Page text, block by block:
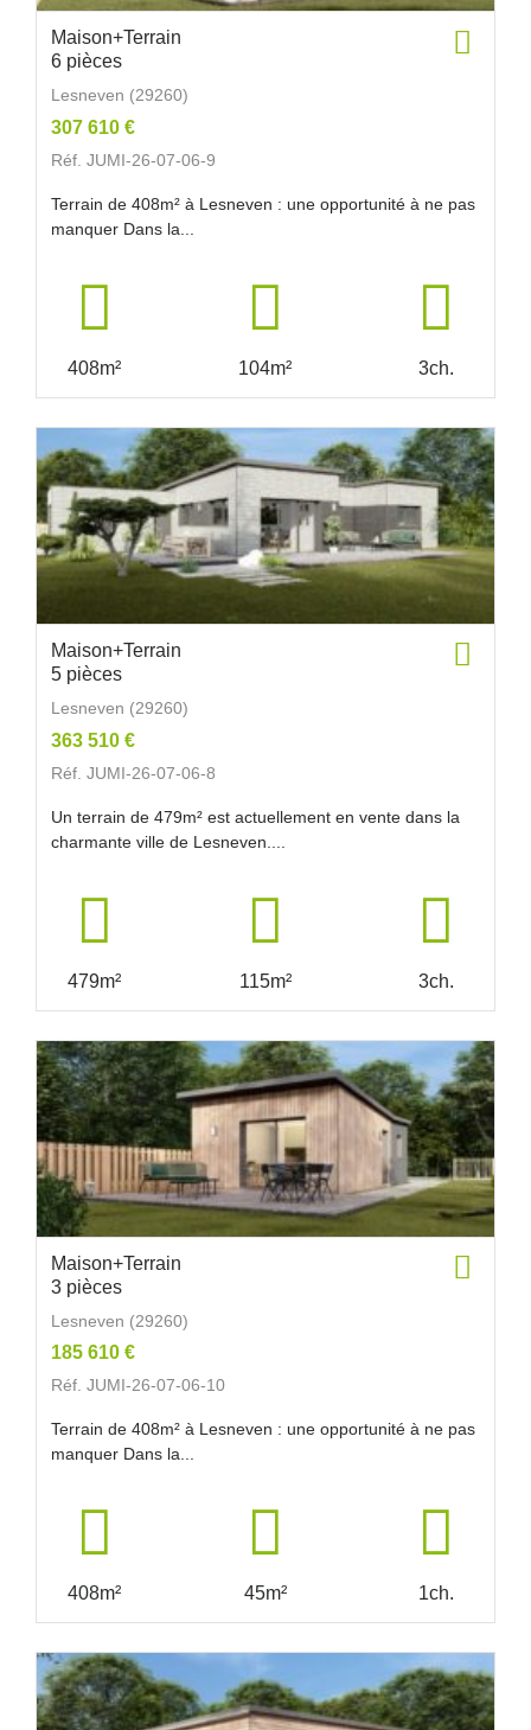
Maison+Terrain
6 pièces
Lesneven (29260)
307 610 €
Réf. JUMI-26-07-06-9
Terrain de 408m² à Lesneven : une opportunité à ne pas
manquer Dans la...
408m² 104m² 3ch.
Maison+Terrain
5 pièces
Lesneven (29260)
363 510 €
Réf. JUMI-26-07-06-8
Un terrain de 479m² est actuellement en vente dans la
charmante ville de Lesneven....
479m² 115m² 3ch.
Maison+Terrain
3 pièces
Lesneven (29260)
185 610 €
Réf. JUMI-26-07-06-10
Terrain de 408m² à Lesneven : une opportunité à ne pas
manquer Dans la...
408m² 45m² 1ch.